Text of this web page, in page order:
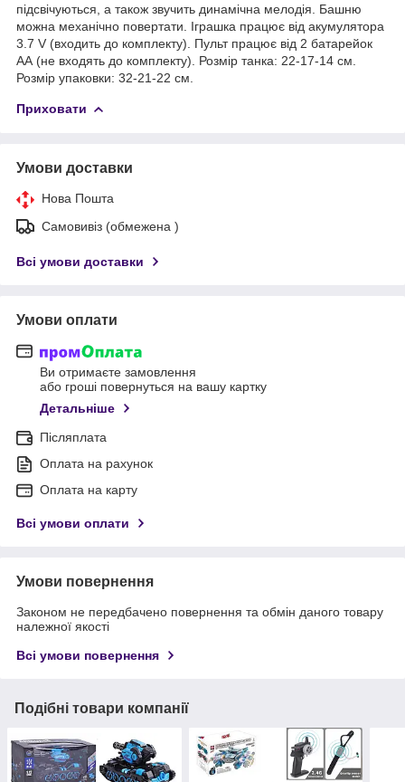
підсвічуються, а також звучить динамічна мелодія. Башню
можна механічно повертати. Іграшка працює від акумулятора
3.7 V (входить до комплекту). Пульт працює від 2 батарейок
АА (не входять до комплекту). Розмір танка: 22-17-14 см.
Розмір упаковки: 32-21-22 см.
Приховати
Умови доставки
Нова Пошта
Самовивіз (обмежена )
Всі умови доставки
Умови оплати
Ви отримаєте замовлення
або гроші повернуться на вашу картку
Детальніше
Післяплата
Оплата на рахунок
Оплата на карту
Всі умови оплати
Умови повернення
Законом не передбачено повернення та обмін даного товару
належної якості
Всі умови повернення
Подібні товари компанії